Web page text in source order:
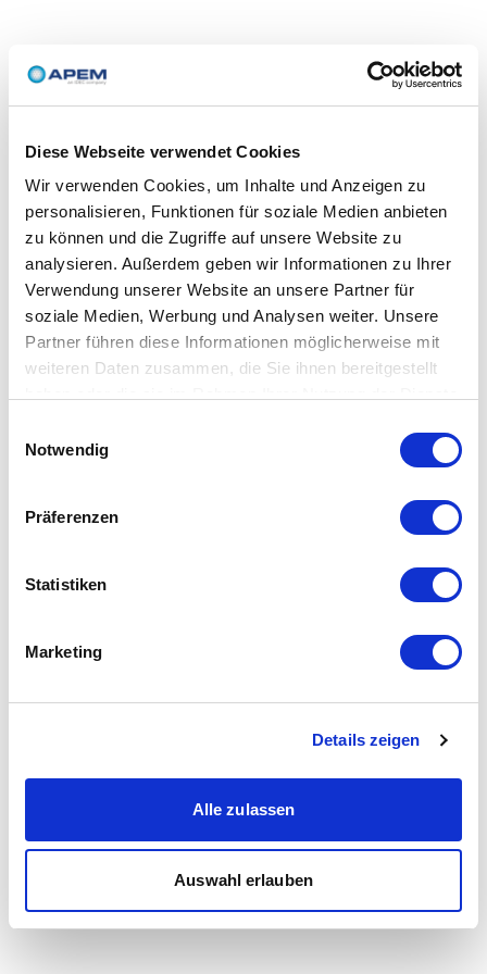
Diese Webseite verwendet Cookies
Wir verwenden Cookies, um Inhalte und Anzeigen zu
personalisieren, Funktionen für soziale Medien anbieten
zu können und die Zugriffe auf unsere Website zu
analysieren. Außerdem geben wir Informationen zu Ihrer
Verwendung unserer Website an unsere Partner für
soziale Medien, Werbung und Analysen weiter. Unsere
Partner führen diese Informationen möglicherweise mit
weiteren Daten zusammen, die Sie ihnen bereitgestellt
Notwendig
Präferenzen
Statistiken
Marketing
Details zeigen
Alle zulassen
Auswahl erlauben